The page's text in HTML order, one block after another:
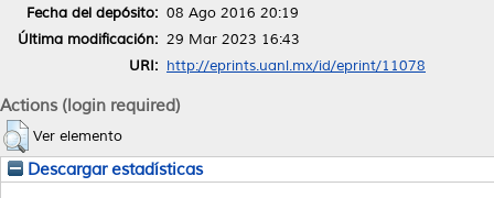
Fecha del depósito: 08 Ago 2016 20:19
Última modificación: 29 Mar 2023 16:43
URI: http://eprints.uanl.mx/id/eprint/11078
Actions (login required)
Ver elemento
Descargar estadísticas